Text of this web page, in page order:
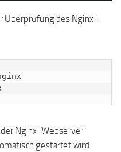
Überprüfung des Nginx-
Nginx-Webserver
gestartet wird.